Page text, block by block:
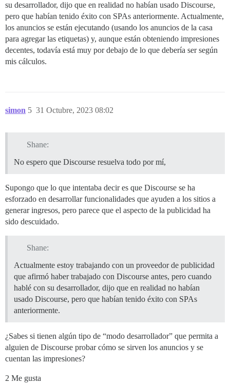
su desarrollador, dijo que en realidad no habían usado Discourse,
pero que habían tenido éxito con SPAs anteriormente. Actualmente,
los anuncios se están ejecutando (usando los anuncios de la casa
para agregar las etiquetas) y, aunque están obteniendo impresiones
decentes, todavía está muy por debajo de lo que debería ser según
mis cálculos.
simon 31 Octubre, 2023 08:02
5
Shane:
No espero que Discourse resuelva todo por mí,
Supongo que lo que intentaba decir es que Discourse se ha
esforzado en desarrollar funcionalidades que ayuden a los sitios a
generar ingresos, pero parece que el aspecto de la publicidad ha
sido descuidado.
Shane:
Actualmente estoy trabajando con un proveedor de publicidad
que afirmó haber trabajado con Discourse antes, pero cuando
hablé con su desarrollador, dijo que en realidad no habían
usado Discourse, pero que habían tenido éxito con SPAs
anteriormente.
¿Sabes si tienen algún tipo de “modo desarrollador” que permita a
alguien de Discourse probar cómo se sirven los anuncios y se
cuentan las impresiones?
2 Me gusta